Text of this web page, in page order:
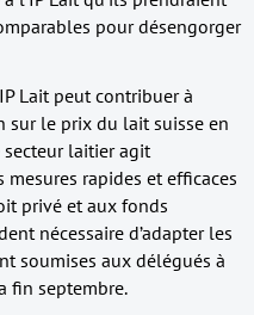
pour désengorger
Lait peut contribuer à
sur le prix du lait suisse en
secteur laitier agit
rapides et efficaces
privé et aux fonds
nécessaire d’adapter les
soumises aux délégués à
fin septembre.